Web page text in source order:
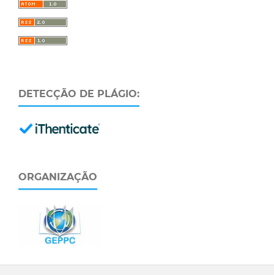
DETECÇÃO DE PLÁGIO:
ORGANIZAÇÃO